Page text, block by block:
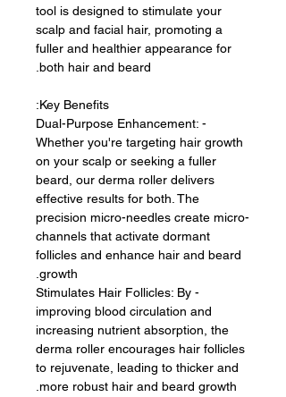
tool is designed to stimulate your
scalp and facial hair, promoting a
fuller and healthier appearance for
both hair and beard.
Key Benefits:
- Dual-Purpose Enhancement:
Whether you're targeting hair growth
on your scalp or seeking a fuller
beard, our derma roller delivers
effective results for both. The
precision micro-needles create micro-
channels that activate dormant
follicles and enhance hair and beard
growth.
- Stimulates Hair Follicles: By
improving blood circulation and
increasing nutrient absorption, the
derma roller encourages hair follicles
to rejuvenate, leading to thicker and
more robust hair and beard growth.